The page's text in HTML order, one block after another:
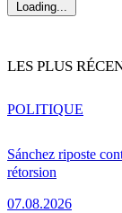
Loading...
LES PLUS
Sánchez riposte
rétorsion
07.08.2026
POLITIQUE